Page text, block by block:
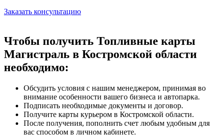
Заказать консультацию
Чтобы получить Топливные карты
Магистраль в Костромской области
необходимо:
Обсудить условия с нашим менеджером, принимая во
внимание особенности вашего бизнеса и автопарка.
Подписать необходимые документы и договор.
Получите карты курьером в Костромской области.
После получения, пополнить счет любым удобным для
вас способом в личном кабинете.